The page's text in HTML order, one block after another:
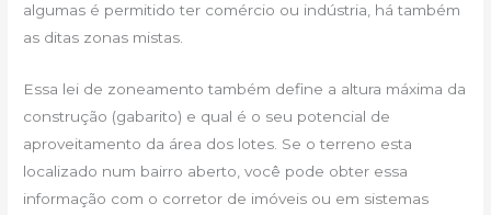
algumas é permitido ter comércio ou indústria, há também
as ditas zonas mistas.
Essa lei de zoneamento também define a altura máxima da
construção (gabarito) e qual é o seu potencial de
aproveitamento da área dos lotes. Se o terreno esta
localizado num bairro aberto, você pode obter essa
informação com o corretor de imóveis ou em sistemas